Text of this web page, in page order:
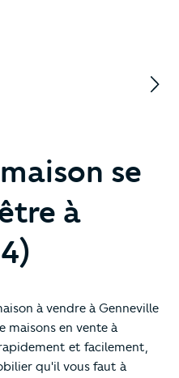
se
à
à vendre à Genneville
maisons en vente à
et facilement,
qu'il vous faut à